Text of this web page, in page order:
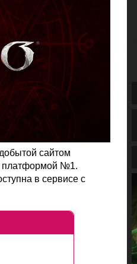
cайтом
платформой №1.
в сервисе с